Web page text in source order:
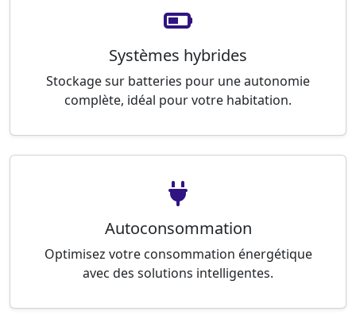
Systèmes hybrides
Stockage sur batteries pour une autonomie
complète, idéal pour votre habitation.
Autoconsommation
Optimisez votre consommation énergétique
avec des solutions intelligentes.